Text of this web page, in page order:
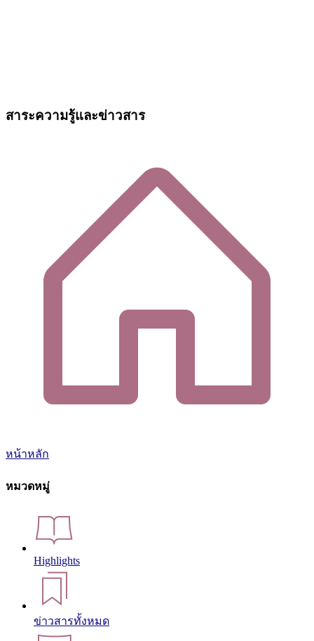
สาระความรู้และข่าวสาร
หน้าหลัก
หมวดหมู่
Highlights
ข่าวสารทั้งหมด